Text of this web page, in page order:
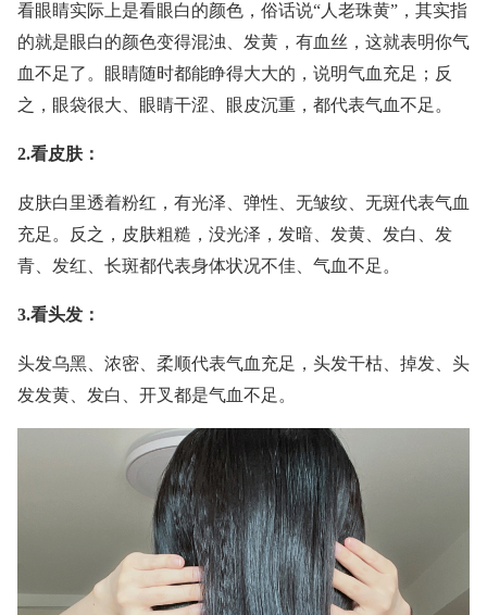
看眼睛实际上是看眼白的颜色，俗话说“人老珠黄”，其实指
的就是眼白的颜色变得混浊、发黄，有血丝，这就表明你气
血不足了。眼睛随时都能睁得大大的，说明气血充足；反
之，眼袋很大、眼睛干涩、眼皮沉重，都代表气血不足。
2.看皮肤：
皮肤白里透着粉红，有光泽、弹性、无皱纹、无斑代表气血
充足。反之，皮肤粗糙，没光泽，发暗、发黄、发白、发
青、发红、长斑都代表身体状况不佳、气血不足。
3.看头发：
头发乌黑、浓密、柔顺代表气血充足，头发干枯、掉发、头
发发黄、发白、开叉都是气血不足。